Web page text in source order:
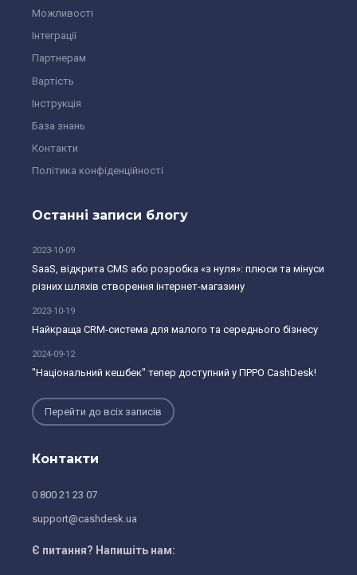
Можливості
Інтеграції
Партнерам
Вартість
Інструкція
База знань
Контакти
Політика конфіденційності
Останні записи блогу
2023-10-09
SaaS, відкрита CMS або розробка «з нуля»: плюси та мінуси
різних шляхів створення інтернет-магазину
2023-10-19
Найкраща CRM-система для малого та середнього бізнесу
2024-09-12
"Національний кешбек" тепер доступний у ПРРО CashDesk!
Перейти до всіх записів
Контакти
0 800 21 23 07
support@cashdesk.ua
Є питання? Напишiть нам: